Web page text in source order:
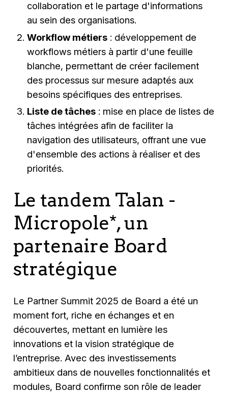
collaboration et le partage d'informations
au sein des organisations.
Workflow métiers: développement de
workflows métiers à partir d'une feuille
blanche, permettant de créer facilement
des processus sur mesure adaptés aux
besoins spécifiques des entreprises.
Liste de tâches: mise en place de listes de
tâches intégrées afin de faciliter la
navigation des utilisateurs, offrant une vue
d'ensemble des actions à réaliser et des
priorités.
Le tandem Talan -
Micropole*, un
partenaire Board
stratégique
Le Partner Summit 2025 de Board a été un
moment fort, riche en échanges et en
découvertes, mettant en lumière les
innovations et la vision stratégique de
l’entreprise. Avec des investissements
ambitieux dans de nouvelles fonctionnalités et
modules, Board confirme son rôle de leader